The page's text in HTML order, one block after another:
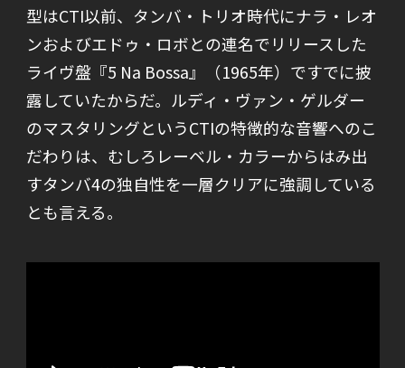
型はCTI以前、タンバ・トリオ時代にナラ・レオ
ンおよびエドゥ・ロボとの連名でリリースした
ライヴ盤『5 Na Bossa』（1965年）ですでに披
露していたからだ。ルディ・ヴァン・ゲルダー
のマスタリングというCTIの特徴的な音響へのこ
だわりは、むしろレーベル・カラーからはみ出
すタンバ4の独自性を一層クリアに強調している
とも言える。